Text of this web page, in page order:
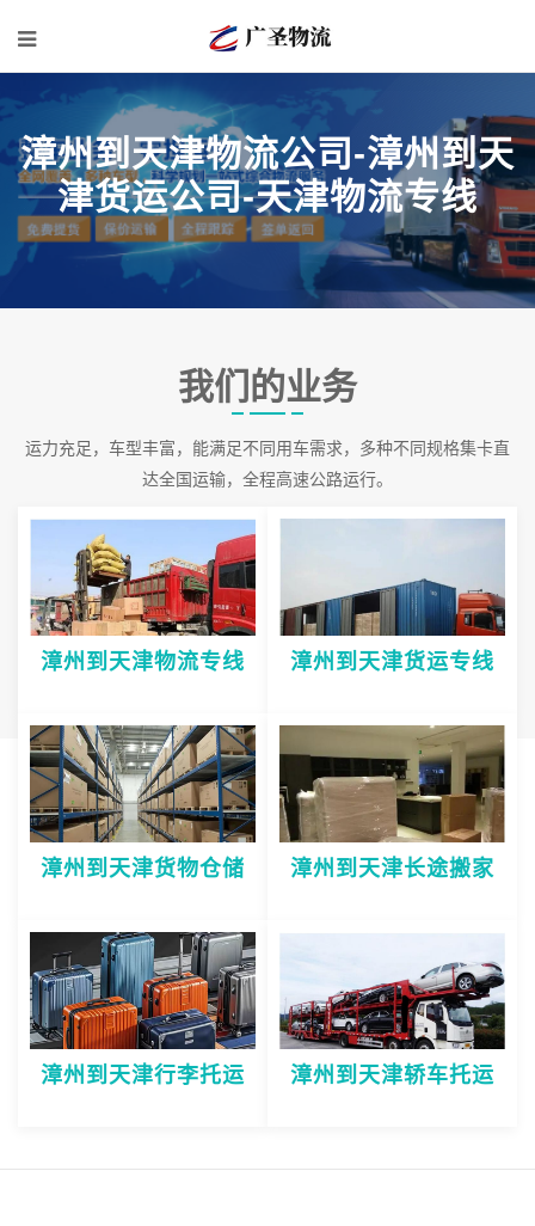
漳州到天津物流公司-漳州到天
津货运公司-天津物流专线
我们的业务
运力充足，车型丰富，能满足不同用车需求，多种不同规格集卡直
达全国运输，全程高速公路运行。
漳州到天津物流专线 漳州到天津货运专线
漳州到天津货物仓储 漳州到天津长途搬家
漳州到天津行李托运 漳州到天津轿车托运